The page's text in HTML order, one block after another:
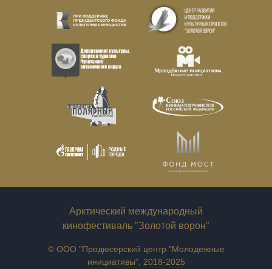
Арктический международный
кинофестиваль "Золотой ворон"
© ООО "Продюсерский центр "Молодежные
инициативы", 2018-2025